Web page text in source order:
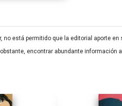
no está permitido que la editorial aporte
encontrar abundante información